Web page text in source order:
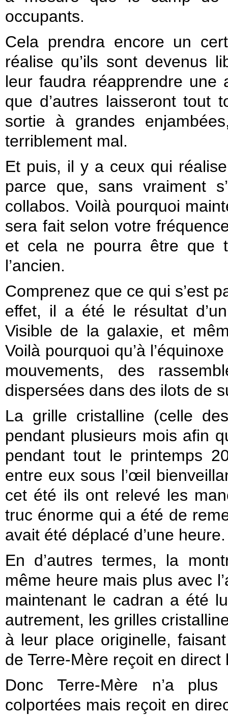
occupants.
Cela prendra encore un
réalise qu’ils sont devenus
leur faudra réapprendre une
que d’autres laisseront tout
sortie à grandes
terriblement mal.
Et puis, il y a ceux qui
parce que, sans vraiment
collabos. Voilà pourquoi
sera fait selon votre
et cela ne pourra être que
l’ancien.
Comprenez que ce qui s’est
effet, il a été le résultat
Visible de la galaxie, et
Voilà pourquoi qu’à
mouvements, des
dispersées dans des ilots de
La grille cristalline (celle
pendant plusieurs mois afin
pendant tout le printemps
entre eux sous l’œil
cet été ils ont relevé les
truc énorme qui a été de
avait été déplacé d’une heure.
En d’autres termes, la
même heure mais plus avec
maintenant le cadran a été
autrement, les grilles
à leur place originelle,
de Terre-Mère reçoit en direct
Donc Terre-Mère n’a
colportées mais reçoit en